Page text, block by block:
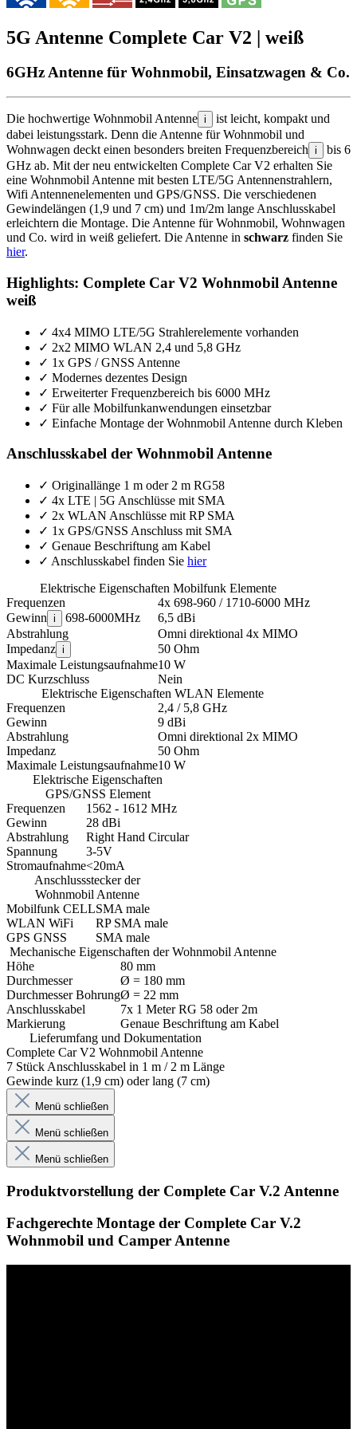
5G Antenne Complete Car V2 | weiß
6GHz Antenne für Wohnmobil, Einsatzwagen & Co.
Die hochwertige Wohnmobil Antenne i
ist leicht, kompakt und
dabei leistungsstark. Denn die Antenne für Wohnmobil und
Wohnwagen deckt einen besonders breiten Frequenzbereich i
bis 6
GHz ab. Mit der neu entwickelten Complete Car V2 erhalten Sie
eine Wohnmobil Antenne mit besten LTE/5G Antennenstrahlern,
Wifi Antennenelementen und GPS/GNSS. Die verschiedenen
Gewindelängen (1,9 und 7 cm) und 1m/2m lange Anschlusskabel
erleichtern die Montage. Die Antenne für Wohnmobil, Wohnwagen
und Co. wird in weiß geliefert. Die Antenne in schwarz finden Sie
hier.
Highlights: Complete Car V2 Wohnmobil Antenne
weiß
✓ 4x4 MIMO LTE/5G Strahlerelemente vorhanden
✓ 2x2 MIMO WLAN 2,4 und 5,8 GHz
✓ 1x GPS / GNSS Antenne
✓ Modernes dezentes Design
✓ Erweiterter Frequenzbereich bis 6000 MHz
✓ Für alle Mobilfunkanwendungen einsetzbar
✓ Einfache Montage der Wohnmobil Antenne durch Kleben
Anschlusskabel der Wohnmobil Antenne
✓ Originallänge 1 m oder 2 m RG58
✓ 4x LTE | 5G Anschlüsse mit SMA
✓ 2x WLAN Anschlüsse mit RP SMA
✓ 1x GPS/GNSS Anschluss mit SMA
✓ Genaue Beschriftung am Kabel
✓ Anschlusskabel finden Sie hier
Elektrische Eigenschaften Mobilfunk Elemente
Frequenzen
4x 698-960 / 1710-6000 MHz
Gewinn i 698-6000MHz
6,5 dBi
Abstrahlung
Omni direktional 4x MIMO
Impedanz i
50 Ohm
Maximale Leistungsaufnahme10 W
DC Kurzschluss
Nein
Elektrische Eigenschaften WLAN Elemente
Frequenzen
2,4 / 5,8 GHz
Gewinn
9 dBi
Abstrahlung
Omni direktional 2x MIMO
Impedanz
50 Ohm
Maximale Leistungsaufnahme10 W
Elektrische Eigenschaften
GPS/GNSS Element
Frequenzen
1562 - 1612 MHz
Gewinn
28 dBi
Abstrahlung
Right Hand Circular
Spannung
3-5V
Stromaufnahme<20mA
Anschlussstecker der
Wohnmobil Antenne
Mobilfunk CELLSMA male
WLAN WiFi
RP SMA male
GPS GNSS
SMA male
Mechanische Eigenschaften der Wohnmobil Antenne
Höhe
80 mm
Durchmesser
Ø = 180 mm
Durchmesser BohrungØ = 22 mm
Anschlusskabel
7x 1 Meter RG 58 oder 2m
Markierung
Genaue Beschriftung am Kabel
Lieferumfang und Dokumentation
Complete Car V2 Wohnmobil Antenne
7 Stück Anschlusskabel in 1 m / 2 m Länge
Gewinde kurz (1,9 cm) oder lang (7 cm)
Menü schließen
Menü schließen
Menü schließen
Produktvorstellung der Complete Car V.2 Antenne
Fachgerechte Montage der Complete Car V.2
Wohnmobil und Camper Antenne